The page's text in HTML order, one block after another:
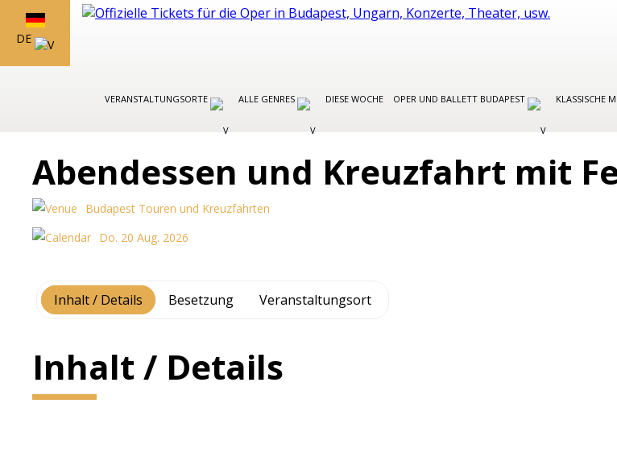
DE
VERANSTALTUNGSORTE ALLE GENRES DIESE WOCHE OPER UND BALLETT BUDAPEST KLASSISCHE
Abendessen und Kreuzfahrt mit
Budapest Touren und Kreuzfahrten
Do. 20 Aug. 2026
Inhalt / Details Besetzung Veranstaltungsort
Inhalt / Details